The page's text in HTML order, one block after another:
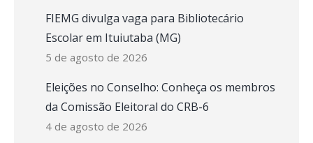
FIEMG divulga vaga para Bibliotecário
Escolar em Ituiutaba (MG)
5 de agosto de 2026
Eleições no Conselho: Conheça os membros
da Comissão Eleitoral do CRB-6
4 de agosto de 2026